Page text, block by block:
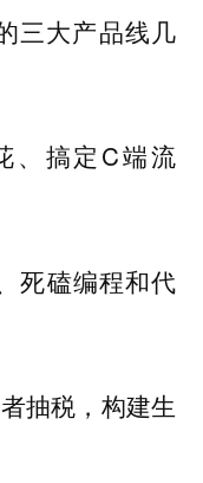
三大产品线几
、搞定C端流
死磕编程和代
抽税，构建生